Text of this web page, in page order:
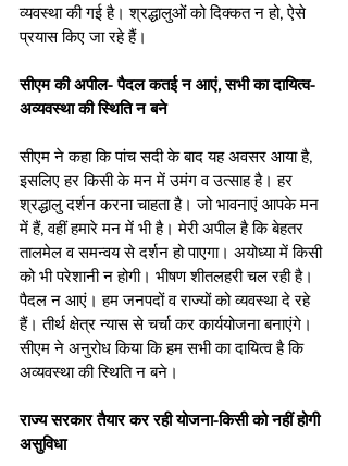
व्यवस्था की गई है। श्रद्धालुओं को दिक्कत न हो, ऐसे
प्रयास किए जा रहे हैं।
सीएम की अपील- पैदल कतई न आएं, सभी का दायित्व-
अव्यवस्था की स्थिति न बने
सीएम ने कहा कि पांच सदी के बाद यह अवसर आया है,
इसलिए हर किसी के मन में उमंग व उत्साह है। हर
श्रद्धालु दर्शन करना चाहता है। जो भावनाएं आपके मन
में हैं, वहीं हमारे मन में भी है। मेरी अपील है कि बेहतर
तालमेल व समन्वय से दर्शन हो पाएगा। अयोध्या में किसी
को भी परेशानी न होगी। भीषण शीतलहरी चल रही है।
पैदल न आएं। हम जनपदों व राज्यों को व्यवस्था दे रहे
हैं। तीर्थ क्षेत्र न्यास से चर्चा कर कार्ययोजना बनाएंगे।
सीएम ने अनुरोध किया कि हम सभी का दायित्व है कि
अव्यवस्था की स्थिति न बने।
राज्य सरकार तैयार कर रही योजना-किसी को नहीं होगी
असुविधा